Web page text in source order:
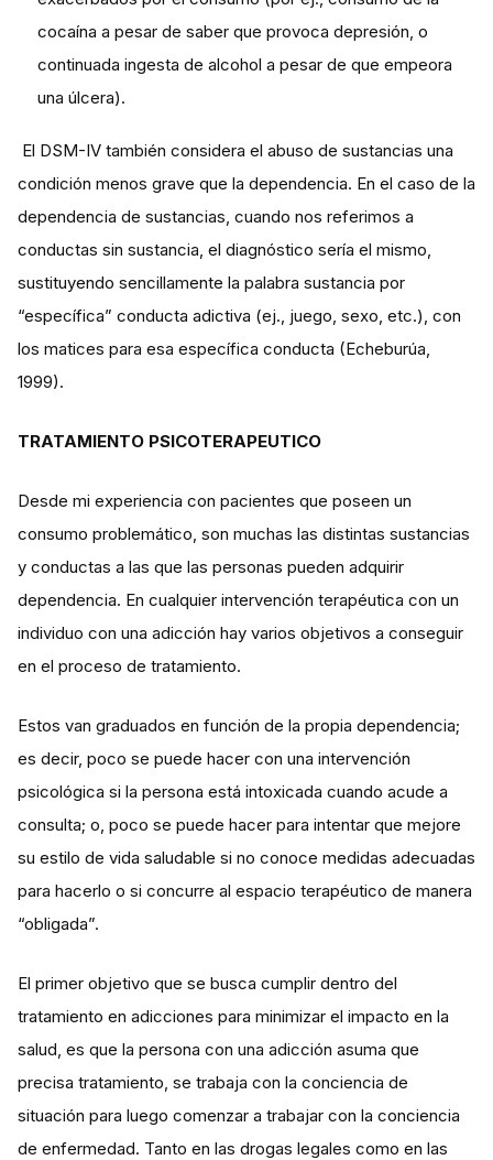
cocaína a pesar de saber que provoca depresión, o
continuada ingesta de alcohol a pesar de que empeora
una úlcera).
El DSM-IV también considera el abuso de sustancias una
condición menos grave que la dependencia. En el caso de la
dependencia de sustancias, cuando nos referimos a
conductas sin sustancia, el diagnóstico sería el mismo,
sustituyendo sencillamente la palabra sustancia por
“específica” conducta adictiva (ej., juego, sexo, etc.), con
los matices para esa específica conducta (Echeburúa,
1999).
TRATAMIENTO PSICOTERAPEUTICO
Desde mi experiencia con pacientes que poseen un
consumo problemático, son muchas las distintas sustancias
y conductas a las que las personas pueden adquirir
dependencia. En cualquier intervención terapéutica con un
individuo con una adicción hay varios objetivos a conseguir
en el proceso de tratamiento.
Estos van graduados en función de la propia dependencia;
es decir, poco se puede hacer con una intervención
psicológica si la persona está intoxicada cuando acude a
consulta; o, poco se puede hacer para intentar que mejore
su estilo de vida saludable si no conoce medidas adecuadas
para hacerlo o si concurre al espacio terapéutico de manera
“obligada”.
El primer objetivo que se busca cumplir dentro del
tratamiento en adicciones para minimizar el impacto en la
salud, es que la persona con una adicción asuma que
precisa tratamiento, se trabaja con la conciencia de
situación para luego comenzar a trabajar con la conciencia
de enfermedad. Tanto en las drogas legales como en las